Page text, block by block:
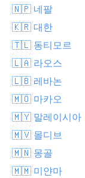
🇳🇵 네팔
🇰🇷 대한
🇹🇱 동티모르
🇱🇦 라오스
🇱🇧 레바논
🇲🇴 마카오
🇲🇾 말레이시아
🇲🇻 몰디브
🇲🇳 몽골
🇲🇲 미얀마